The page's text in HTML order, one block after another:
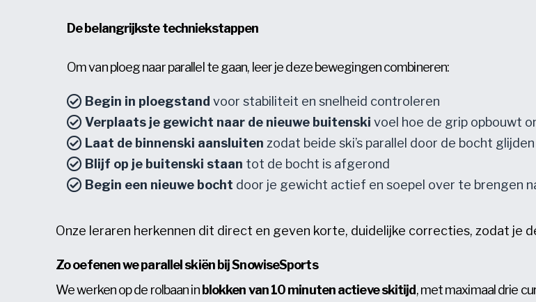
De belangrijkste techniekstappen
Om van ploeg naar parallel te gaan, leer je deze bewegingen combineren:
Begin in ploegstand voor stabiliteit en snelheid controleren
Verplaats je gewicht naar de nieuwe buitenski voel hoe de grip opbouwt
Laat de binnenski aansluiten zodat beide ski’s parallel door de bocht glijden
Blijf op je buitenski staan tot de bocht is afgerond
Begin een nieuwe bocht door je gewicht actief en soepel over te brengen
Onze leraren herkennen dit direct en geven korte, duidelijke correcties, zodat je
Zo oefenen we parallel skiën bij SnowiseSports
We werken op de rolbaan in blokken van 10 minuten actieve skitijd, met maximaal drie